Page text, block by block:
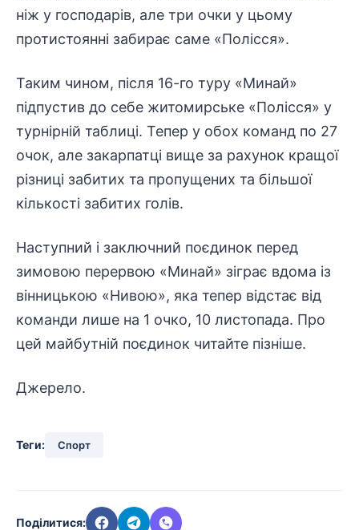
ніж у господарів, але три очки у цьому
протистоянні забирає саме «Полісся».
Таким чином, після 16-го туру «Минай»
підпустив до себе житомирське «Полісся» у
турнірній таблиці. Тепер у обох команд по 27
очок, але закарпатці вище за рахунок кращої
різниці забитих та пропущених та більшої
кількості забитих голів.
Наступний і заключний поєдинок перед
зимовою перервою «Минай» зіграє вдома із
вінницькою «Нивою», яка тепер відстає від
команди лише на 1 очко, 10 листопада. Про
цей майбутній поєдинок читайте пізніше.
Джерело.
Теги: Спорт
Поділитися: